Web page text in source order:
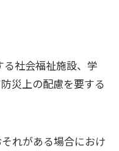
る社会福祉施設、学
災上の配慮を要する
れがある場合におけ